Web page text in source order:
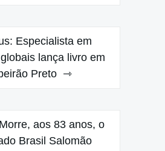
Especialista em
lança livro em
Preto
Morre, aos 83 anos, o
Brasil Salomão